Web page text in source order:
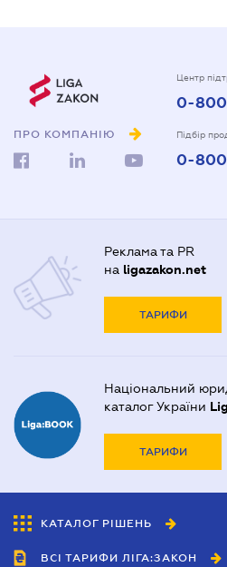
ПРО КОМПАНІЮ
Центр
0-
Підбір
0-
Реклама та PR
на ligazakon.net
ТАРИФИ
Національний
каталог України
ТАРИФИ
КАТАЛОГ РІШЕНЬ
ВСІ ТАРИФИ ЛІГА:ЗАКОН